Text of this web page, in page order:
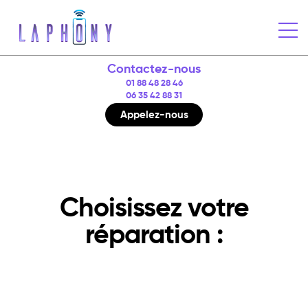
Contactez-nous
01 88 48 28 46
06 35 42 88 31
Appelez-nous
Choisissez votre
réparation :